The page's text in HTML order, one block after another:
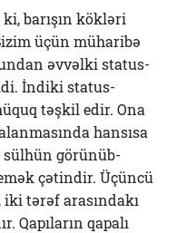
barışın kökləri
üçün müharibə
əvvəlki status-
İndiki status-
təşkil edir. Ona
hansısa
sülhün görünüb-
çətindir. Üçüncü
tərəf arasındakı
Qapıların qapalı